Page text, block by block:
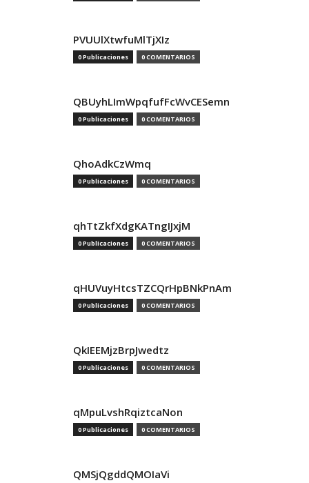
PVUUlXtwfuMlTjXIz
0 Publicaciones 0 COMENTARIOS
QBUyhLImWpqfufFcWvCESemn
0 Publicaciones 0 COMENTARIOS
QhoAdkCzWmq
0 Publicaciones 0 COMENTARIOS
qhTtZkfXdgKATngIJxjM
0 Publicaciones 0 COMENTARIOS
qHUVuyHtcsTZCQrHpBNkPnAm
0 Publicaciones 0 COMENTARIOS
QkIEEMjzBrpJwedtz
0 Publicaciones 0 COMENTARIOS
qMpuLvshRqiztcaNon
0 Publicaciones 0 COMENTARIOS
QMSjQgddQMOIaVi